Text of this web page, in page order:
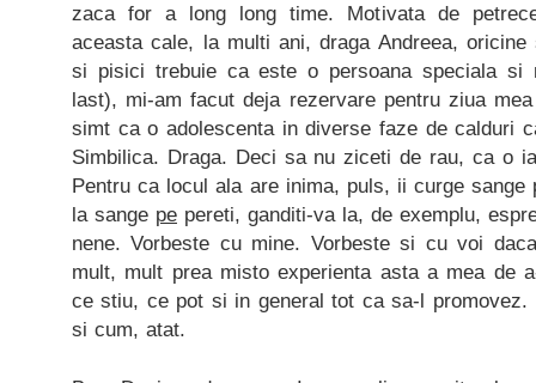
zaca for a long long time. Motivata de
aceasta cale, la multi ani, draga Andreea,
si pisici trebuie ca este o persoana speciala
last), mi-am facut deja rezervare pentru ziua
simt ca o adolescenta in diverse faze de calduri
Simbilica. Draga. Deci sa nu ziceti de rau, ca o
Pentru ca locul ala are inima, puls, ii curge
la sange pe pereti, ganditi-va la, de exemplu,
nene. Vorbeste cu mine. Vorbeste si cu voi
mult, mult prea misto experienta asta a mea de
ce stiu, ce pot si in general tot ca sa-l
si cum, atat.